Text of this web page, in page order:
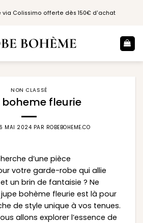
via Colissimo offerte dès 150€ d'achat
NON CLASSÉ
boheme fleurie
MAI 2024 PAR ROBEBOHEME.CO
d’une pièce
votre garde-robe qui allie
un brin de fantaisie ? Ne
bohème fleurie est là pour
de style unique à vos tenues.
allons explorer l’essence de